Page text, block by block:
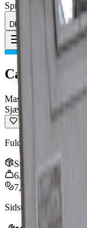
Sprog
DK Dansk
Toggle Menu
Canto I
Maskinpistol
Sjælden
Fuldautomatisk
Stak
6.5
7,000
Sidst opdateret